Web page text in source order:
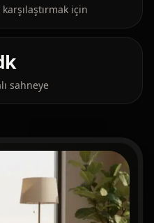
için
sahneye